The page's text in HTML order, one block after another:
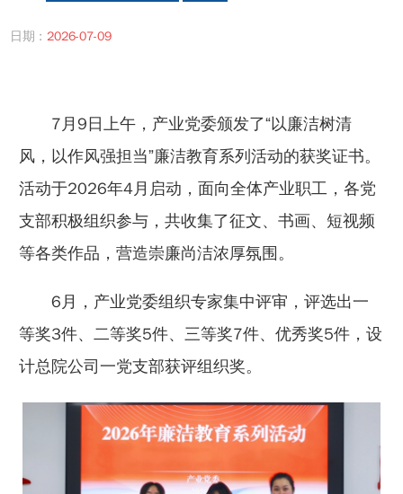
日期 : 2026-07-09
7月9日上午，产业党委颁发了“以廉洁树清
风，以作风强担当”廉洁教育系列活动的获奖证书。
活动于2026年4月启动，面向全体产业职工，各党
支部积极组织参与，共收集了征文、书画、短视频
等各类作品，营造崇廉尚洁浓厚氛围。
6月，产业党委组织专家集中评审，评选出一
等奖3件、二等奖5件、三等奖7件、优秀奖5件，设
计总院公司一党支部获评组织奖。